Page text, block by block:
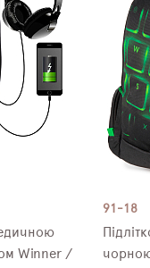
Winner /
91-18